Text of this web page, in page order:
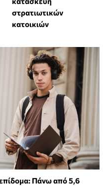
στρατιωτικών
κατοικιών
Πάνω από 5,6